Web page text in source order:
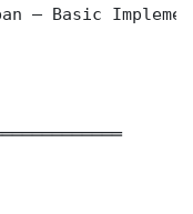
— Basic